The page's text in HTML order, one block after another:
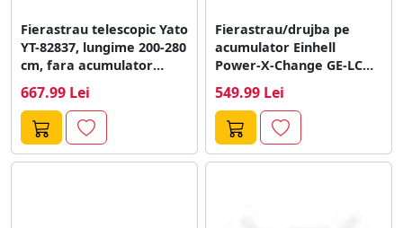
Fierastrau telescopic Yato
YT-82837, lungime 200-280
cm, fara acumulator
667.99 Lei
Fierastrau/drujba pe
acumulator Einhell
Power-X-Change GE-LC
549.99 Lei